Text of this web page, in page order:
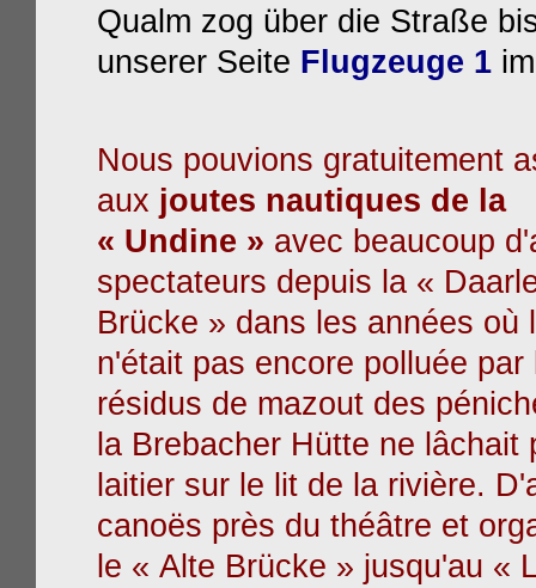
Qualm zog über die Straße
unserer Seite Flugzeuge 1
Nous pouvions gratuitement
aux joutes nautiques de la
« Undine » avec beaucoup
spectateurs depuis la «
Brücke » dans les années où
n'était pas encore polluée par
résidus de mazout des
la Brebacher Hütte ne
laitier sur le lit de la rivière.
canoës près du théâtre et
le « Alte Brücke » jusqu'au «